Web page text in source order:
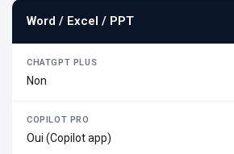
Word / Excel / PPT
Non
Oui (Copilot app)